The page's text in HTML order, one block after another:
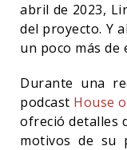
abril de 2023,
del proyecto. Y
un poco más de
Durante una
podcast House
ofreció detalles
motivos de su